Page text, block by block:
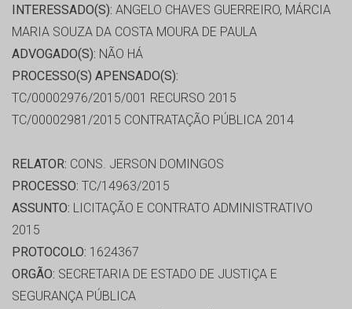
INTERESSADO(S): ANGELO CHAVES GUERREIRO, MÁRCIA
MARIA SOUZA DA COSTA MOURA DE PAULA
ADVOGADO(S): NÃO HÁ
PROCESSO(S) APENSADO(S):
TC/00002976/2015/001 RECURSO 2015
TC/00002981/2015 CONTRATAÇÃO PÚBLICA 2014
RELATOR: CONS. JERSON DOMINGOS
PROCESSO: TC/14963/2015
ASSUNTO: LICITAÇÃO E CONTRATO ADMINISTRATIVO
2015
PROTOCOLO: 1624367
ORGÃO: SECRETARIA DE ESTADO DE JUSTIÇA E
SEGURANÇA PÚBLICA